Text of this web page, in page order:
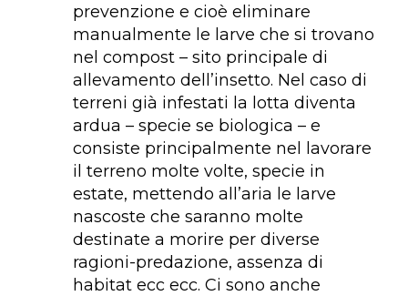
prevenzione e cioè eliminare
manualmente le larve che si trovano
nel compost – sito principale di
allevamento dell’insetto. Nel caso di
terreni già infestati la lotta diventa
ardua – specie se biologica – e
consiste principalmente nel lavorare
il terreno molte volte, specie in
estate, mettendo all’aria le larve
nascoste che saranno molte
destinate a morire per diverse
ragioni-predazione, assenza di
habitat ecc ecc. Ci sono anche